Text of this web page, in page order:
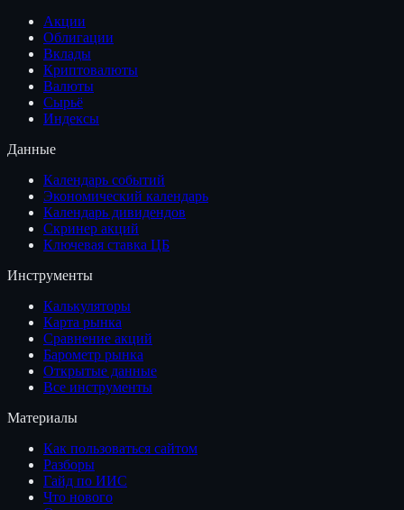
Акции
Облигации
Вклады
Криптовалюты
Валюты
Сырьё
Индексы
Данные
Календарь событий
Экономический календарь
Календарь дивидендов
Скринер акций
Ключевая ставка ЦБ
Инструменты
Калькуляторы
Карта рынка
Сравнение акций
Барометр рынка
Открытые данные
Все инструменты
Материалы
Как пользоваться сайтом
Разборы
Гайд по ИИС
Что нового